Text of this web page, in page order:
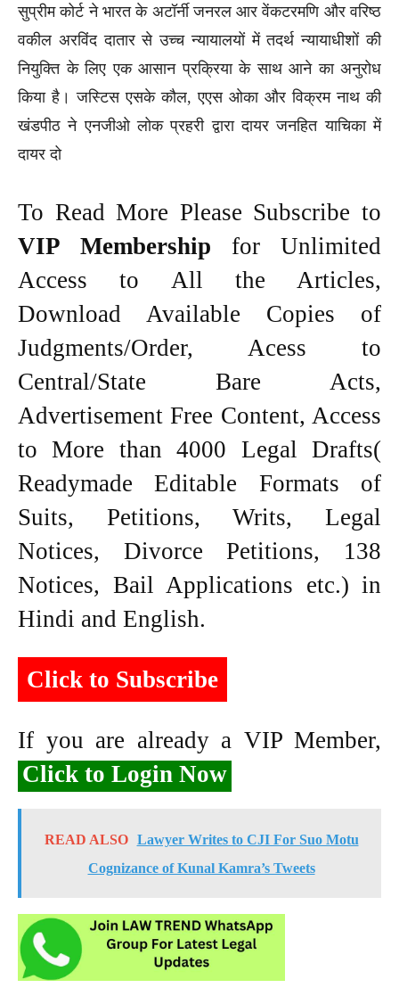
सुप्रीम कोर्ट ने भारत के अटॉर्नी जनरल आर वेंकटरमणि और वरिष्ठ
वकील अरविंद दातार से उच्च न्यायालयों में तदर्थ न्यायाधीशों की
नियुक्ति के लिए एक आसान प्रक्रिया के साथ आने का अनुरोध
किया है। जस्टिस एसके कौल, एएस ओका और विक्रम नाथ की
खंडपीठ ने एनजीओ लोक प्रहरी द्वारा दायर जनहित याचिका में
दायर दो
To Read More Please Subscribe to
VIP Membership for Unlimited
Access to All the Articles,
Download Available Copies of
Judgments/Order, Acess to
Central/State Bare Acts,
Advertisement Free Content, Access
to More than 4000 Legal Drafts(
Readymade Editable Formats of
Suits, Petitions, Writs, Legal
Notices, Divorce Petitions, 138
Notices, Bail Applications etc.) in
Hindi and English.
Click to Subscribe
If you are already a VIP Member,
Click to Login Now
READ ALSO
Lawyer Writes to CJI For Suo Motu
Cognizance of Kunal Kamra’s Tweets